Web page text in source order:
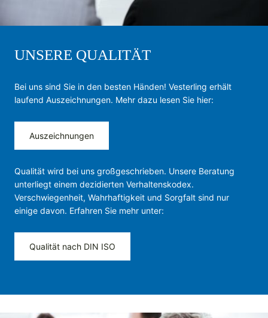
UNSERE QUALITÄT
Bei uns sind Sie in den besten Händen! Vesterling erhält
laufend Auszeichnungen. Mehr dazu lesen Sie hier:
Auszeichnungen
Qualität wird bei uns großgeschrieben. Unsere Beratung
unterliegt einem dezidierten Verhaltenskodex.
Verschwiegenheit, Wahrhaftigkeit und Sorgfalt sind nur
einige davon. Erfahren Sie mehr unter:
Qualität nach DIN ISO